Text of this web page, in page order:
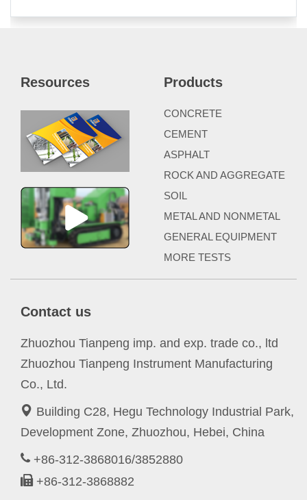
Resources Products
CONCRETE
CEMENT
ASPHALT
ROCK AND AGGREGATE
SOIL
METAL AND NONMETAL
GENERAL EQUIPMENT
MORE TESTS
Contact us
Zhuozhou Tianpeng imp. and exp. trade co., ltd
Zhuozhou Tianpeng Instrument Manufacturing
Co., Ltd.
Building C28, Hegu Technology Industrial Park,
Development Zone, Zhuozhou, Hebei, China
+86-312-3868016/3852880
+86-312-3868882